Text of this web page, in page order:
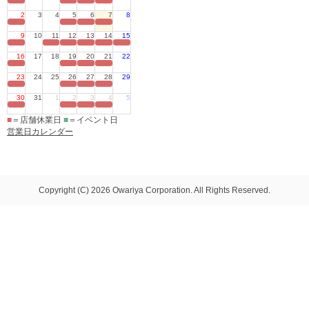
2 3 4 5 6 7 8
9 10 11 12 13 14 15
16 17 18 19 20 21 22
23 24 25 26 27 28 29
30 31 1 2 3 4 5
■ ＝店舗休業日 ■ ＝イベント日
営業日カレンダー
Copyright (C) 2026 Owariya Corporation. All Rights Reserved.